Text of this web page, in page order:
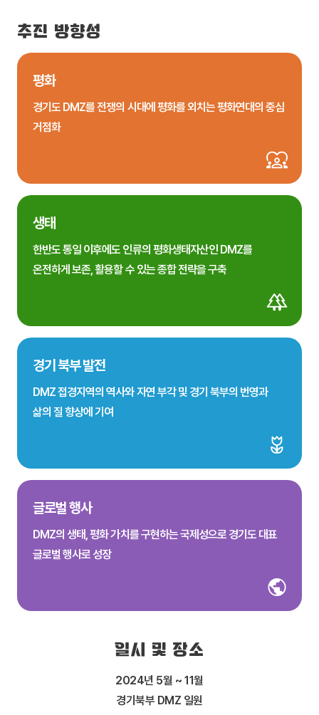
추진 방향성
평화
경기도 DMZ를 전쟁의 시대에 평화를 외치는 평화연대의 중심
거점화
생태
한반도 통일 이후에도 인류의 평화생태자산인 DMZ를
온전하게 보존, 활용할 수 있는 종합 전략을 구축
경기 북부 발전
DMZ 접경지역의 역사와 자연 부각 및 경기 북부의 번영과
삶의 질 향상에 기여
글로벌 행사
DMZ의 생태, 평화 가치를 구현하는 국제성으로 경기도 대표
글로벌 행사로 성장
일시 및 장소
2024년 5월 ~ 11월
경기북부 DMZ 일원